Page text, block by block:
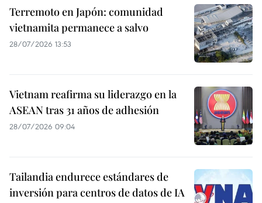
Terremoto en Japón: comunidad
vietnamita permanece a salvo
28/07/2026 13:53
Vietnam reafirma su liderazgo en la
ASEAN tras 31 años de adhesión
28/07/2026 09:04
Tailandia endurece estándares de
inversión para centros de datos de IA